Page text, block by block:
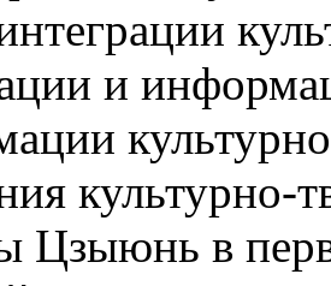
и
культурно-
Цзыюнь в